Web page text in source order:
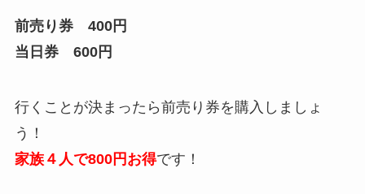
前売り券 400円
当日券 600円
行くことが決まったら前売り券を購入しましょ
う！
家族４人で800円お得です！